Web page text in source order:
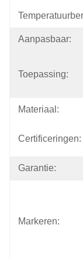
Aanpasbaar:
Toepassing:
Materiaal:
Certificeringen:
Garantie:
Markeren: